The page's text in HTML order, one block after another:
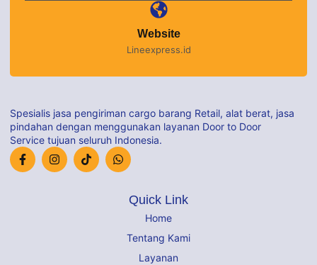
Website
Lineexpress.id
Spesialis jasa pengiriman cargo barang Retail, alat berat, jasa
pindahan dengan menggunakan layanan Door to Door
Service tujuan seluruh Indonesia.
Quick Link
Home
Tentang Kami
Layanan